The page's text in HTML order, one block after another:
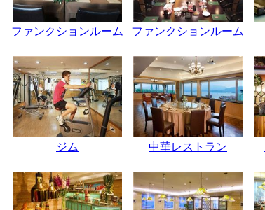
ファンクションルーム ファンクションルーム
ジム 中華レストラン